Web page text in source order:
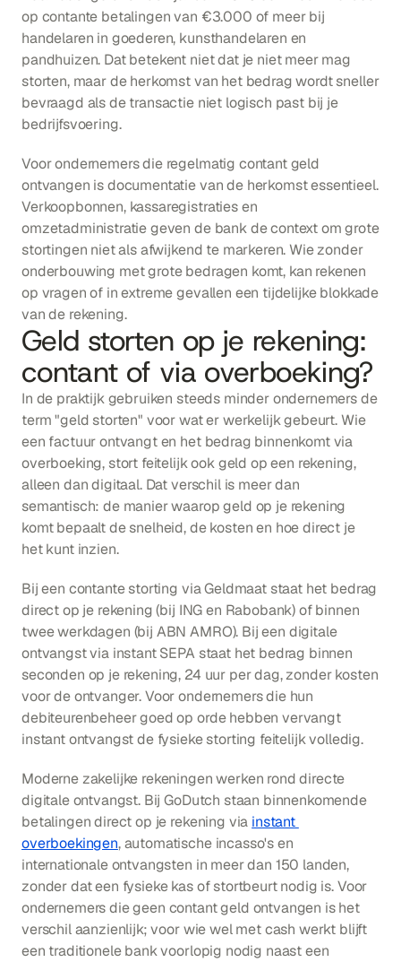
op contante betalingen van €3.000 of meer bij
handelaren in goederen, kunsthandelaren en
pandhuizen. Dat betekent niet dat je niet meer mag
storten, maar de herkomst van het bedrag wordt sneller
bevraagd als de transactie niet logisch past bij je
bedrijfsvoering.
Voor ondernemers die regelmatig contant geld
ontvangen is documentatie van de herkomst essentieel.
Verkoopbonnen, kassaregistraties en
omzetadministratie geven de bank de context om grote
stortingen niet als afwijkend te markeren. Wie zonder
onderbouwing met grote bedragen komt, kan rekenen
op vragen of in extreme gevallen een tijdelijke blokkade
van de rekening.
Geld storten op je rekening:
contant of via overboeking?
In de praktijk gebruiken steeds minder ondernemers de
term "geld storten" voor wat er werkelijk gebeurt. Wie
een factuur ontvangt en het bedrag binnenkomt via
overboeking, stort feitelijk ook geld op een rekening,
alleen dan digitaal. Dat verschil is meer dan
semantisch: de manier waarop geld op je rekening
komt bepaalt de snelheid, de kosten en hoe direct je
het kunt inzien.
Bij een contante storting via Geldmaat staat het bedrag
direct op je rekening (bij ING en Rabobank) of binnen
twee werkdagen (bij ABN AMRO). Bij een digitale
ontvangst via instant SEPA staat het bedrag binnen
seconden op je rekening, 24 uur per dag, zonder kosten
voor de ontvanger. Voor ondernemers die hun
debiteurenbeheer goed op orde hebben vervangt
instant ontvangst de fysieke storting feitelijk volledig.
Moderne zakelijke rekeningen werken rond directe
digitale ontvangst. Bij GoDutch staan binnenkomende
betalingen direct op je rekening via instant
overboekingen, automatische incasso's en
internationale ontvangsten in meer dan 150 landen,
zonder dat een fysieke kas of stortbeurt nodig is. Voor
ondernemers die geen contant geld ontvangen is het
verschil aanzienlijk; voor wie wel met cash werkt blijft
een traditionele bank voorlopig nodig naast een